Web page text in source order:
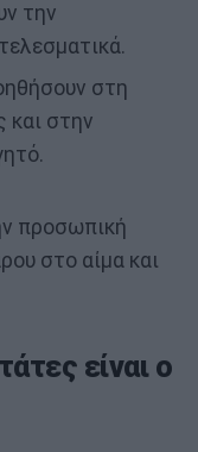
την
στη
και στην
προσωπική
στο αίμα και
είναι ο